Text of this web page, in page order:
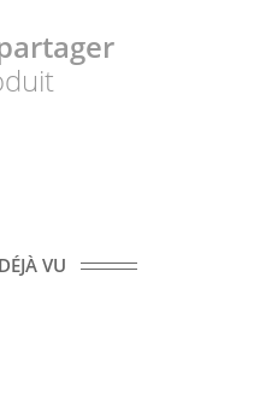
VU